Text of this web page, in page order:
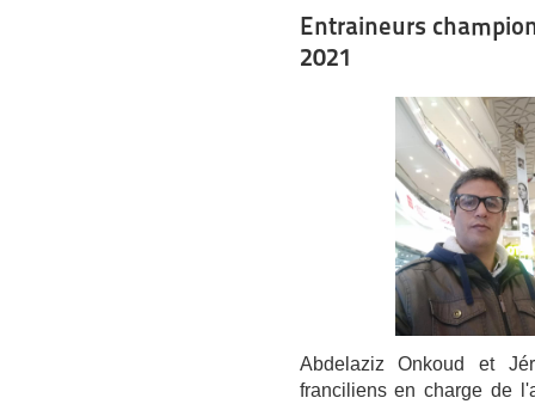
Entraineurs
2021
Abdelaziz Onkoud et
franciliens en charge de